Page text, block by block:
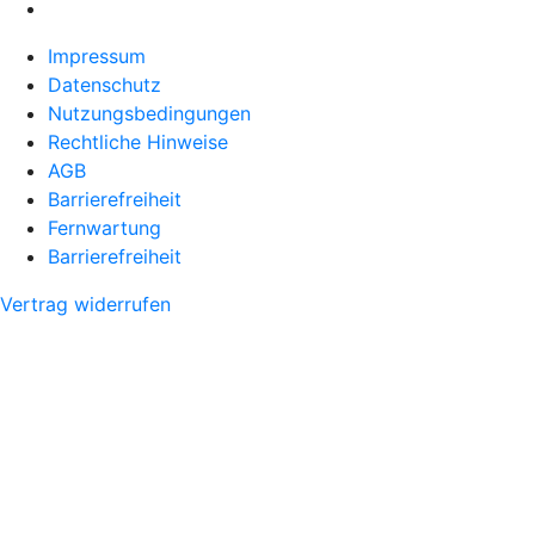
Impressum
Datenschutz
Nutzungsbedingungen
Rechtliche Hinweise
AGB
Barrierefreiheit
Fernwartung
Barrierefreiheit
Vertrag widerrufen